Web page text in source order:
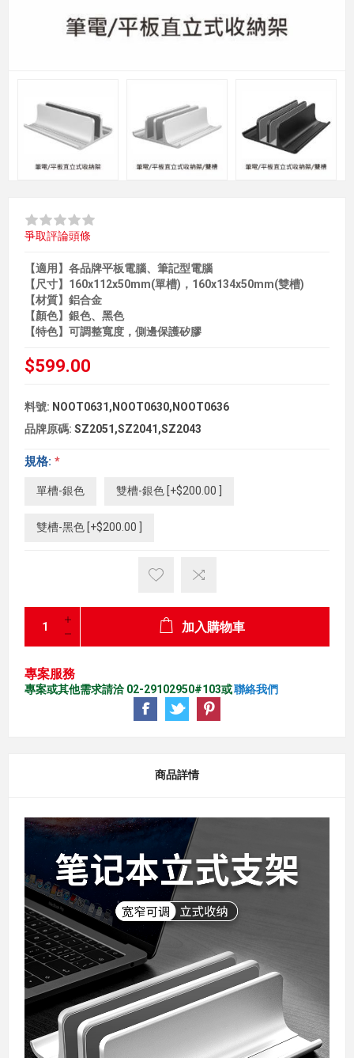
爭取評論頭條
【適用】各品牌平板電腦、筆記型電腦
【尺寸】160x112x50mm(單槽)，160x134x50mm(雙槽)
【材質】鋁合金
【顏色】銀色、黑色
【特色】可調整寬度，側邊保護矽膠
$599.00
料號: NOOT0631,NOOT0630,NOOT0636
品牌原碼: SZ2051,SZ2041,SZ2043
規格: *
單槽-銀色 雙槽-銀色 [+$200.00 ]
雙槽-黑色 [+$200.00 ]
加入購物車
專案服務
專案或其他需求請洽 02-29102950#103或聯絡我們
商品詳情